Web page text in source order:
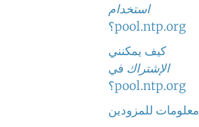
استخدام
pool.ntp.org؟
كيف يمكنني
الإشتراك في
pool.ntp.org؟
معلومات للمزودين